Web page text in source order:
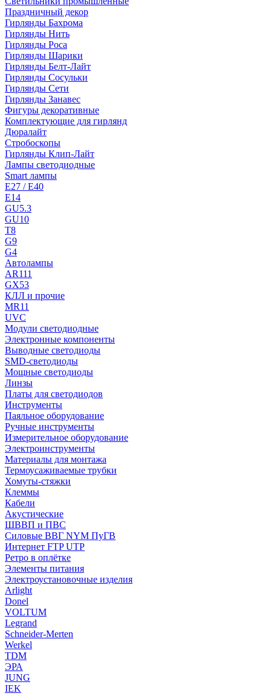
Праздничный декор
Гирлянды Бахрома
Гирлянды Нить
Гирлянды Роса
Гирлянды Шарики
Гирлянды Белт-Лайт
Гирлянды Сосульки
Гирлянды Сети
Гирлянды Занавес
Фигуры декоративные
Комплектующие для гирлянд
Дюралайт
Стробоскопы
Гирлянды Клип-Лайт
Лампы светодиодные
Smart лампы
E27 / E40
E14
GU5.3
GU10
T8
G9
G4
Автолампы
AR111
GX53
КЛЛ и прочие
MR11
UVC
Модули светодиодные
Электронные компоненты
Выводные светодиоды
SMD-светодиоды
Мощные светодиоды
Линзы
Платы для светодиодов
Инструменты
Паяльное оборудование
Ручные инструменты
Измерительное оборудование
Электроинструменты
Материалы для монтажа
Термоусаживаемые трубки
Хомуты-стяжки
Клеммы
Кабели
Акустические
ШВВП и ПВС
Силовые ВВГ NYM ПуГВ
Интернет FTP UTP
Ретро в оплётке
Элементы питания
Электроустановочные изделия
Arlight
Donel
VOLTUM
Legrand
Schneider-Merten
Werkel
TDM
ЭРА
JUNG
IEK